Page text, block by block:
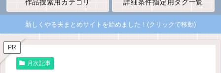
作品捜索用カテゴリ 詳細条件指定用タグ一覧
新しくやる夫まとめサイトを始めました！(クリックで移動)
PR
月次記事